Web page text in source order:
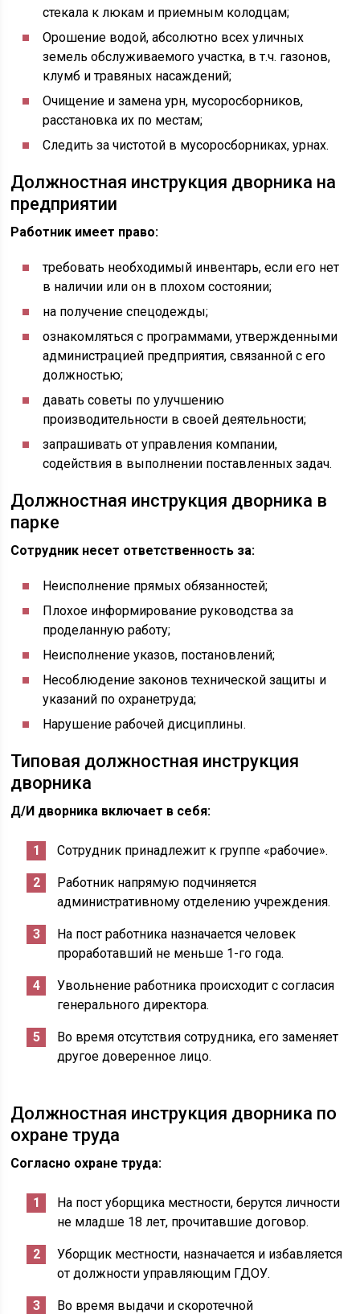
стекала к люкам и приемным колодцам;
Орошение водой, абсолютно всех уличных
земель обслуживаемого участка, в т.ч. газонов,
клумб и травяных насаждений;
Очищение и замена урн, мусоросборников,
расстановка их по местам;
Следить за чистотой в мусоросборниках, урнах.
Должностная инструкция дворника на
предприятии
Работник имеет право:
требовать необходимый инвентарь, если его нет
в наличии или он в плохом состоянии;
на получение спецодежды;
ознакомляться с программами, утвержденными
администрацией предприятия, связанной с его
должностью;
давать советы по улучшению
производительности в своей деятельности;
запрашивать от управления компании,
содействия в выполнении поставленных задач.
Должностная инструкция дворника в
парке
Сотрудник несет ответственность за:
Неисполнение прямых обязанностей;
Плохое информирование руководства за
проделанную работу;
Неисполнение указов, постановлений;
Несоблюдение законов технической защиты и
указаний по охранетруда;
Нарушение рабочей дисциплины.
Типовая должностная инструкция
дворника
Д/И дворника включает в себя:
Сотрудник принадлежит к группе «рабочие».
Работник напрямую подчиняется
административному отделению учреждения.
На пост работника назначается человек
проработавший не меньше 1-го года.
Увольнение работника происходит с согласия
генерального директора.
Во время отсутствия сотрудника, его заменяет
другое доверенное лицо.
Должностная инструкция дворника по
охране труда
Согласно охране труда:
На пост уборщика местности, берутся личности
не младше 18 лет, прочитавшие договор.
Уборщик местности, назначается и избавляется
от должности управляющим ГДОУ.
Во время выдачи и скоротечной